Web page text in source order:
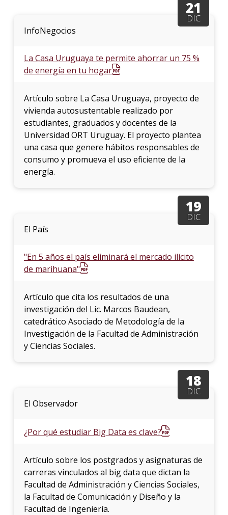
La
21
DIC
InfoNegocios
La Casa Uruguaya te permite ahorrar un 75 %
de energía en tu hogar
Artículo sobre La Casa Uruguaya, proyecto de
vivienda autosustentable realizado por
estudiantes, graduados y docentes de la
Universidad ORT Uruguay. El proyecto plantea
una casa que genere hábitos responsables de
consumo y promueva el uso eficiente de la
energía.
19
DIC
El País
"En 5 años el país eliminará el mercado ilícito
de marihuana"
Artículo que cita los resultados de una
investigación del Lic. Marcos Baudean,
catedrático Asociado de Metodología de la
Investigación de la Facultad de Administración
y Ciencias Sociales.
18
DIC
El Observador
¿Por qué estudiar Big Data es clave?
Artículo sobre los postgrados y asignaturas de
carreras vinculados al big data que dictan la
Facultad de Administración y Ciencias Sociales,
la Facultad de Comunicación y Diseño y la
Facultad de Ingeniería.